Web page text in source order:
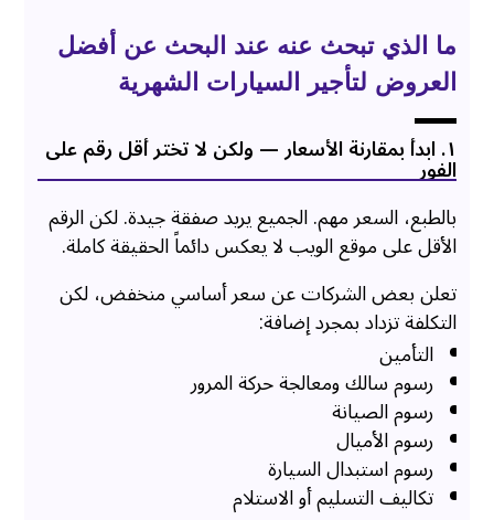
ما الذي تبحث عنه عند البحث عن أفضل
العروض لتأجير السيارات الشهرية
۱. ابدأ بمقارنة الأسعار — ولكن لا تختر أقل رقم على
الفور
بالطبع، السعر مهم. الجميع يريد صفقة جيدة. لكن الرقم
الأقل على موقع الويب لا يعكس دائماً الحقيقة كاملة.
تعلن بعض الشركات عن سعر أساسي منخفض، لكن
التكلفة تزداد بمجرد إضافة:
التأمين
رسوم سالك ومعالجة حركة المرور
رسوم الصيانة
رسوم الأميال
رسوم استبدال السيارة
تكاليف التسليم أو الاستلام